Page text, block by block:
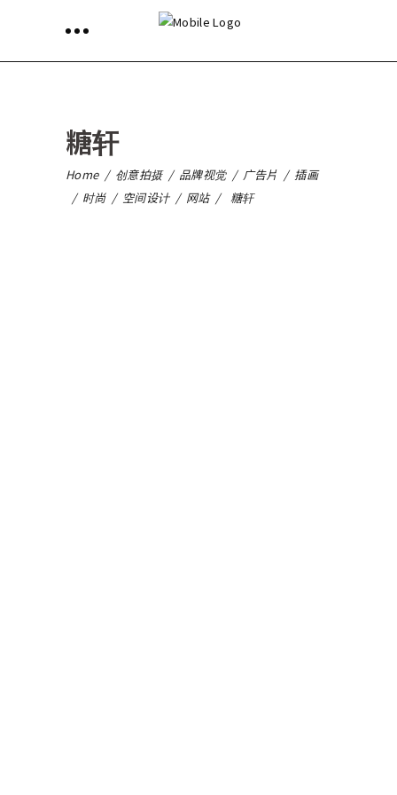
糖轩
Home/ 创意拍摄/ 品牌视觉/ 广告片 / 插画
/ 时尚/ 空间设计/ 网站/ 糖轩